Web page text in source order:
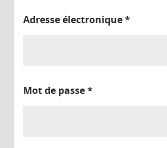
Adresse électronique*
Mot de passe*